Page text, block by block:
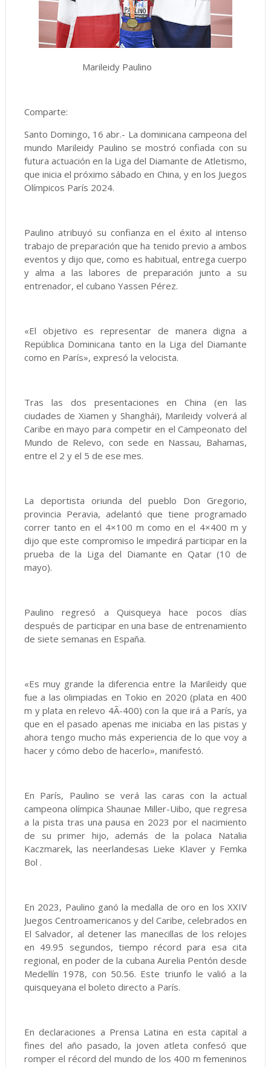
Marileidy Paulino
Comparte:
Santo Domingo, 16 abr.- La dominicana campeona del
mundo Marileidy Paulino se mostró confiada con su
futura actuación en la Liga del Diamante de Atletismo,
que inicia el próximo sábado en China, y en los Juegos
Olímpicos París 2024.
Paulino atribuyó su confianza en el éxito al intenso
trabajo de preparación que ha tenido previo a ambos
eventos y dijo que, como es habitual, entrega cuerpo
y alma a las labores de preparación junto a su
entrenador, el cubano Yassen Pérez.
«El objetivo es representar de manera digna a
República Dominicana tanto en la Liga del Diamante
como en París», expresó la velocista.
Tras las dos presentaciones en China (en las
ciudades de Xiamen y Shanghái), Marileidy volverá al
Caribe en mayo para competir en el Campeonato del
Mundo de Relevo, con sede en Nassau, Bahamas,
entre el 2 y el 5 de ese mes.
La deportista oriunda del pueblo Don Gregorio,
provincia Peravia, adelantó que tiene programado
correr tanto en el 4×100 m como en el 4×400 m y
dijo que este compromiso le impedirá participar en la
prueba de la Liga del Diamante en Qatar (10 de
mayo).
Paulino regresó a Quisqueya hace pocos días
después de participar en una base de entrenamiento
de siete semanas en España.
«Es muy grande la diferencia entre la Marileidy que
fue a las olimpiadas en Tokio en 2020 (plata en 400
m y plata en relevo 4Ã-400) con la que irá a París, ya
que en el pasado apenas me iniciaba en las pistas y
ahora tengo mucho más experiencia de lo que voy a
hacer y cómo debo de hacerlo», manifestó.
En París, Paulino se verá las caras con la actual
campeona olímpica Shaunae Miller-Uibo, que regresa
a la pista tras una pausa en 2023 por el nacimiento
de su primer hijo, además de la polaca Natalia
Kaczmarek, las neerlandesas Lieke Klaver y Femka
Bol .
En 2023, Paulino ganó la medalla de oro en los XXIV
Juegos Centroamericanos y del Caribe, celebrados en
El Salvador, al detener las manecillas de los relojes
en 49.95 segundos, tiempo récord para esa cita
regional, en poder de la cubana Aurelia Pentón desde
Medellín 1978, con 50.56. Este triunfo le valió a la
quisqueyana el boleto directo a París.
En declaraciones a Prensa Latina en esta capital a
fines del año pasado, la joven atleta confesó que
romper el récord del mundo de los 400 m femeninos